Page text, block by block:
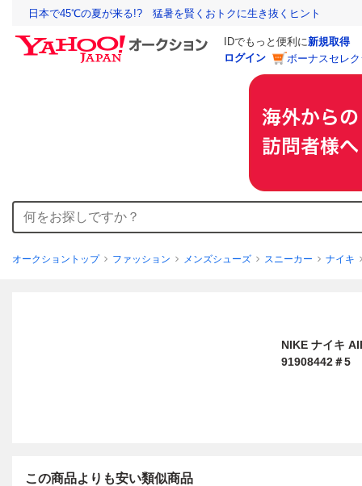
日本で45℃の夏が来る!? 猛暑を賢くおトクに生き抜くヒント
IDでもっと便利に新規取得
ログイン
ボーナスセレ
オークショントップ ファッション メンズシューズ スニーカー ナイキ
NIKE ナイキ
91908442＃5
この商品よりも安い類似商品